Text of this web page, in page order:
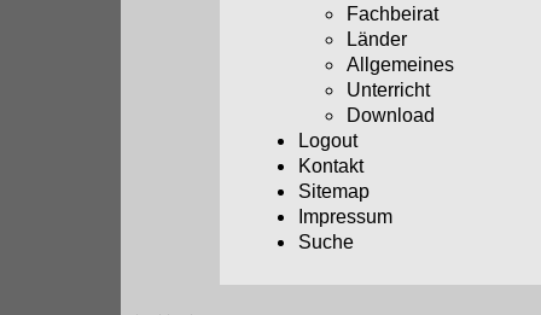
Fachbeirat
Länder
Allgemeines
Unterricht
Download
Logout
Kontakt
Sitemap
Impressum
Suche